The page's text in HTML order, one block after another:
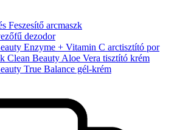
Feszesítő arcmaszk
dezodor
Enzyme + Vitamin C arctisztító por
Clean Beauty Aloe Vera tisztító krém
True Balance gél-krém